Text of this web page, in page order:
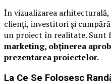
În vizualizarea
clienți, investitori și
un proiect în realitate.
marketing, obținerea
prezentarea proiectelor.
La Ce Se Folosesc